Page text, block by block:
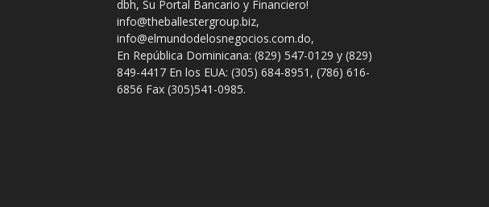
dbh, Su Portal Bancario y Financiero!
info@theballestergroup.biz,
info@elmundodelosnegocios.com.do,
En República Dominicana: (829) 547-0129 y (829)
849-4417 En los EUA: (305) 684-8951, (786) 616-
6856 Fax (305)541-0985.